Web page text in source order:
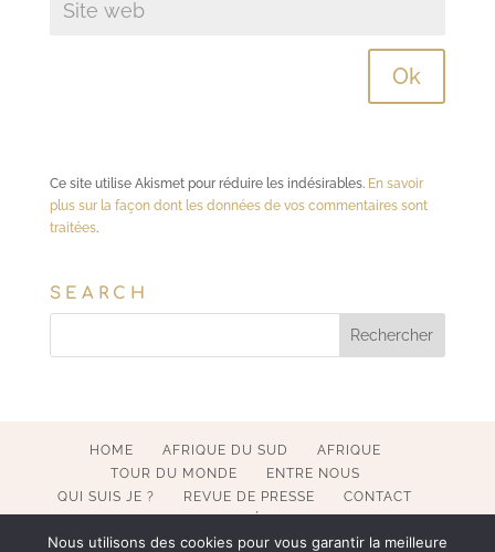
Ce site utilise Akismet pour réduire les indésirables. En savoir
plus sur la façon dont les données de vos commentaires sont
traitées.
SEARCH
HOME AFRIQUE DU SUD
AFRIQUE
TOUR DU MONDE
ENTRE NOUS
QUI SUIS JE ?
REVUE DE PRESSE
CONTACT
Nous utilisons des cookies pour vous garantir la meilleure